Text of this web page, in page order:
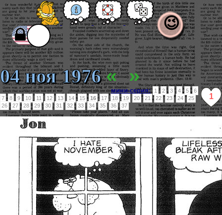
😉
«
04 ноя 1976 »
1
мини-серия: 1 2 3 4 5
6
7
8 9 10 11 12 13 14 15 16 17 18 19 20 21 22 23 24
25
26
27 28 29 30 31 32 33 34 35 36 37